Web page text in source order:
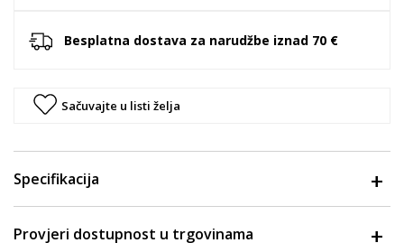
Besplatna dostava za narudžbe iznad 70 €
Sačuvajte u listi želja
Specifikacija
Provjeri dostupnost u trgovinama